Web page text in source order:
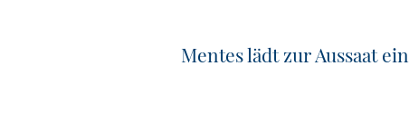
Mentes lädt zur Aussaat ein